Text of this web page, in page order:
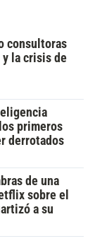
consultoras
la crisis de
primeros
derrotados
de una
sobre el
a su